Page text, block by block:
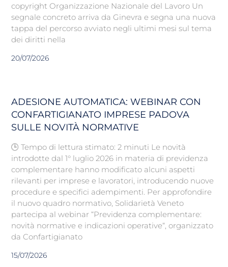
copyright Organizzazione Nazionale del Lavoro Un
segnale concreto arriva da Ginevra e segna una nuova
tappa del percorso avviato negli ultimi mesi sul tema
dei diritti nella
20/07/2026
ADESIONE AUTOMATICA: WEBINAR CON
CONFARTIGIANATO IMPRESE PADOVA
SULLE NOVITÀ NORMATIVE
🕒 Tempo di lettura stimato: 2 minuti Le novità
introdotte dal 1° luglio 2026 in materia di previdenza
complementare hanno modificato alcuni aspetti
rilevanti per imprese e lavoratori, introducendo nuove
procedure e specifici adempimenti. Per approfondire
il nuovo quadro normativo, Solidarietà Veneto
partecipa al webinar “Previdenza complementare:
novità normative e indicazioni operative“, organizzato
da Confartigianato
15/07/2026